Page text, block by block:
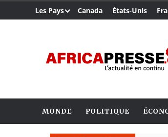
Les Pays Canada États-Unis
MONDE POLITIQUE